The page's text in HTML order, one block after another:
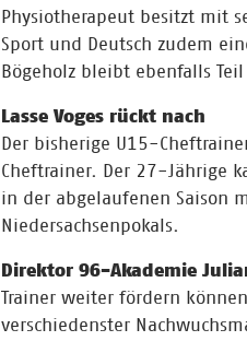
Physiotherapeut besitzt mit
Sport und Deutsch zudem
Bögeholz bleibt ebenfalls
Lasse Voges rückt nach
Der bisherige U15-
Cheftrainer. Der 27-Jährige
in der abgelaufenen Saison
Niedersachsenpokals.
Direktor 96-Akademie
Trainer weiter fördern
verschiedenster